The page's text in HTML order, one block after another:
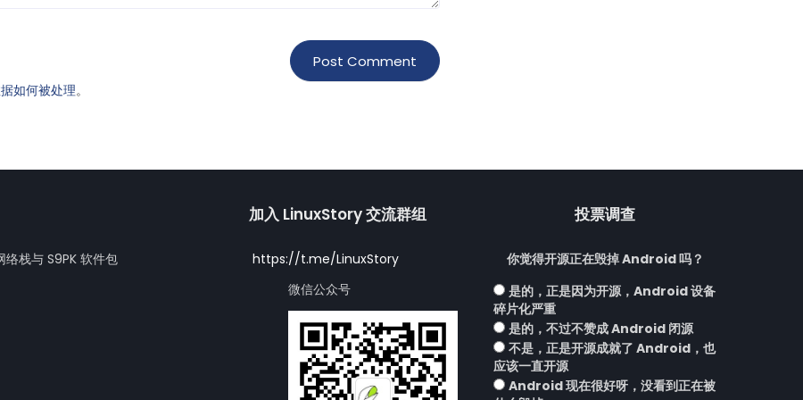
如何被处理。
栈与 S9PK 软件包
加入 LinuxStory 交流群组
https://t.me/LinuxStory
微信公众号
投票调查
你觉得开源正在毁掉 Android 吗？
是的，正是因为开源，Android 设备
碎片化严重
是的，不过不赞成 Android 闭源
不是，正是开源成就了 Android，也
应该一直开源
Android 现在很好呀，没看到正在被